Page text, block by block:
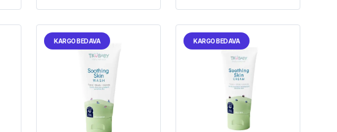
KARGO BEDAVA KARGO BEDAVA